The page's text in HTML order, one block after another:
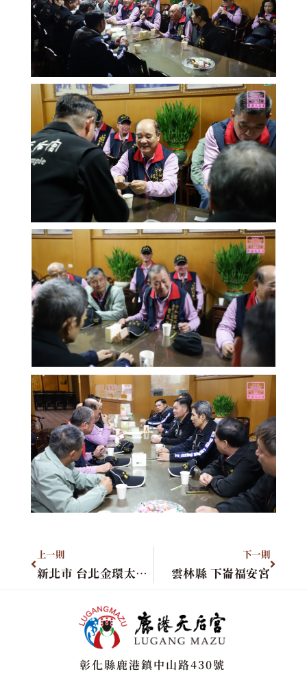
上一則
新北市 台北金環太子會
下一則
雲林縣 下崙福安宮
彰化縣鹿港鎮中山路430號